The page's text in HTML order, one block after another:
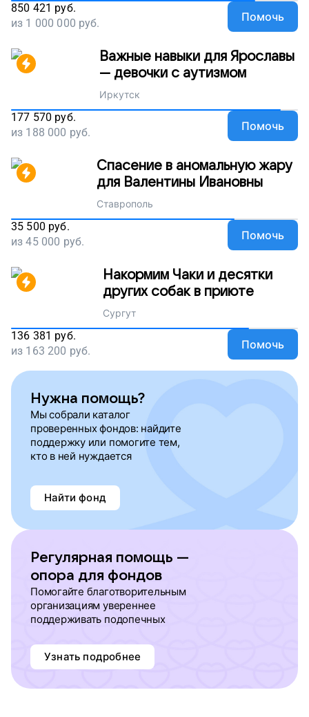
850 421 руб.
из 1 000 000 руб. Помочь
Важные навыки для Ярославы
— девочки с аутизмом
Иркутск
177 570 руб.
из 188 000 руб. Помочь
Спасение в аномальную жару
для Валентины Ивановны
Ставрополь
35 500 руб.
из45 000 руб. Помочь
Накормим Чаки и десятки
других собак в приюте
Сургут
136 381 руб.
из 163 200 руб. Помочь
Нужна помощь?
Мы собрали каталог
проверенных фондов: найдите
поддержку или помогите тем,
кто в ней нуждается
Найти фонд
Регулярная помощь —
опора для фондов
Помогайте благотворительным
организациям увереннее
поддерживать подопечных
Узнать подробнее